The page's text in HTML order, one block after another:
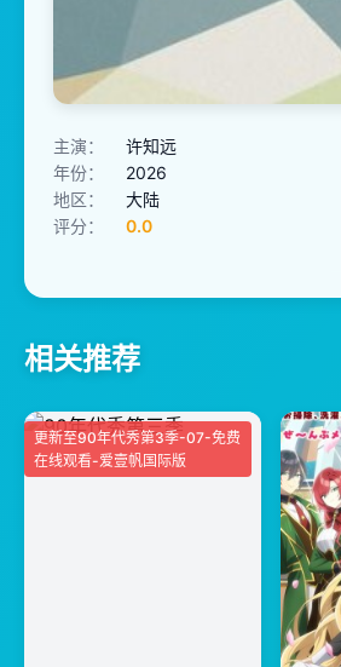
主演：
许知远
年份：
2026
地区：
大陆
评分：
0.0
相关推荐
更新至90年代秀第3季-07-免费
在线观看-爱壹帆国际版